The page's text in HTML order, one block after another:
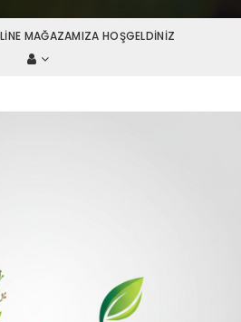
MAĞAZAMIZA HOŞGELDINIZ